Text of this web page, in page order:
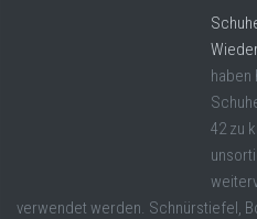
haben
42 zu
verwendet werden. Schnürstiefel,